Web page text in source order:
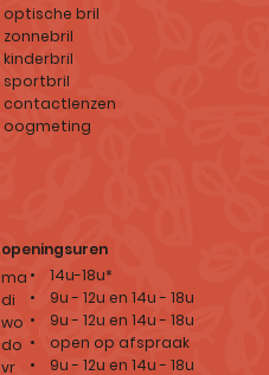
ma
di
wo
do
vr
• 14u-18u*
• 9u - 12u en 14u - 18u
• 9u - 12u en 14u - 18u
• open op afspraak
• 9u - 12u en 14u - 18u
openingsuren
optische bril
zonnebril
kinderbril
sportbril
contactlenzen
oogmeting